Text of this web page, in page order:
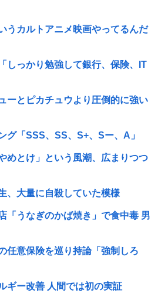
うカルトアニメ映画やってるんだ
しっかり勉強して銀行、保険、IT
ーとピカチュウより圧倒的に強い
グ「SSS、SS、S+、Sー、A」
めとけ」という風潮、広まりつつ
、大量に自殺していた模様
「うなぎのかば焼き」で食中毒 男
任意保険を巡り持論「強制しろ
ギー改善 人間では初の実証